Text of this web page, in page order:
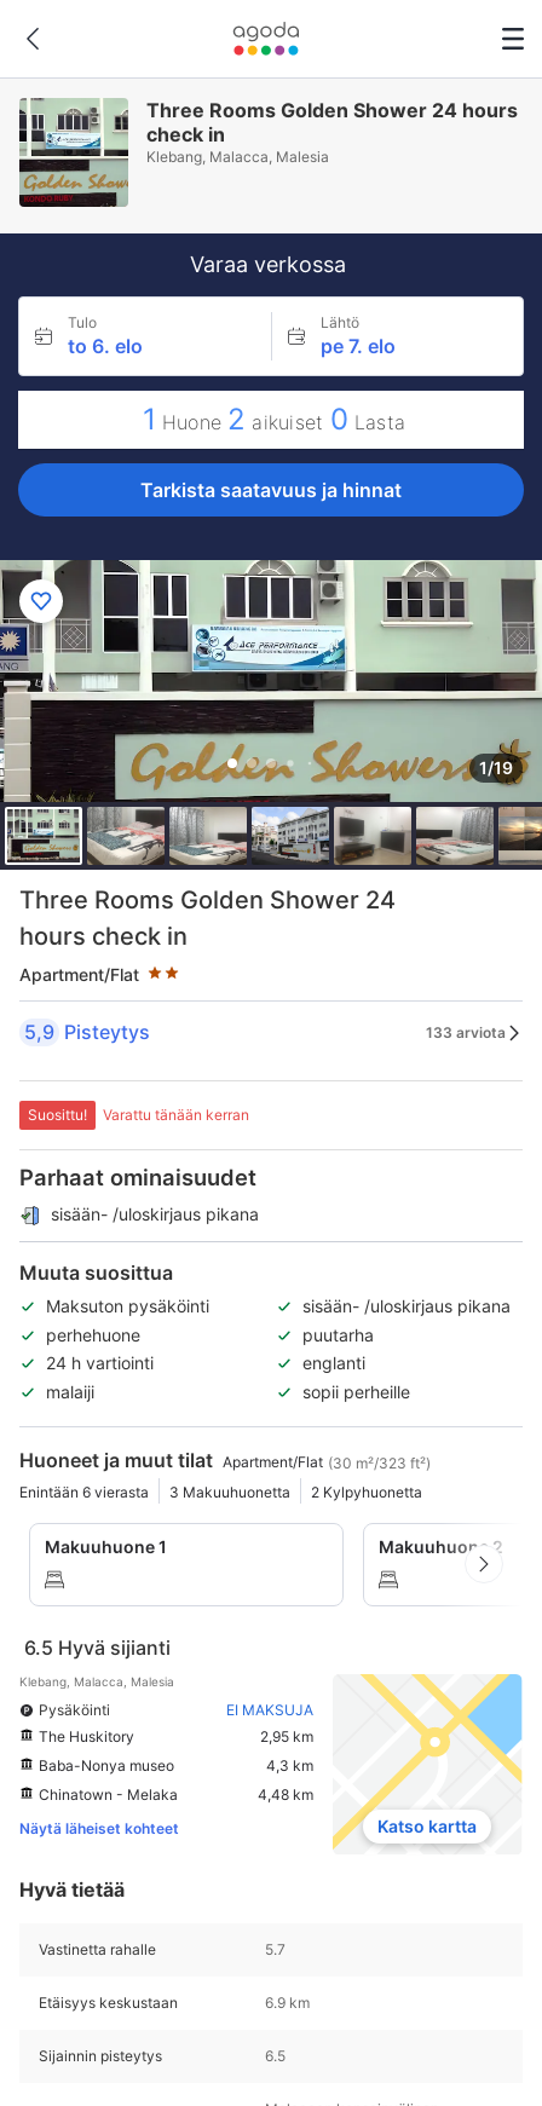
Three Rooms Golden Shower 24 hours
check in
Klebang, Malacca, Malesia
Varaa verkossa
Tulo
to 6. elo
Lähtö
pe 7. elo
1 Huone 2 aikuiset 0 Lasta
Tarkista saatavuus ja hinnat
1/19
Three Rooms Golden Shower 24
hours check in
Apartment/Flat
Tähtiluokitus 2 tähteä
5,9 Pisteytys 133 arviota
Suosittu! Varattu tänään kerran
Parhaat ominaisuudet
sisään- /uloskirjaus pikana
Muuta suosittua
Maksuton pysäköinti
sisään- /uloskirjaus pikana
perhehuone
puutarha
24 h vartiointi
englanti
malaiji
sopii perheille
Huoneet ja muut tilat Apartment/Flat (30 m²/323 ft²)
Enintään 6 vierasta
3 Makuuhuonetta 2 Kylpyhuonetta
Makuuhuone 1 Makuuhuone 2
6.5 Hyvä sijianti
Klebang, Malacca, Malesia
Pysäköinti
EI MAKSUJA
The Huskitory
2,95 km
Baba-Nonya museo
4,3 km
Chinatown - Melaka
4,48 km
Näytä läheiset kohteet
Katso kartta
Hyvä tietää
Vastinetta rahalle 5.7
Etäisyys keskustaan 6.9 km
Sijainnin pisteytys 6.5